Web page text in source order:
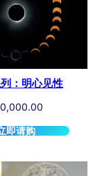
：明心见性
即请购